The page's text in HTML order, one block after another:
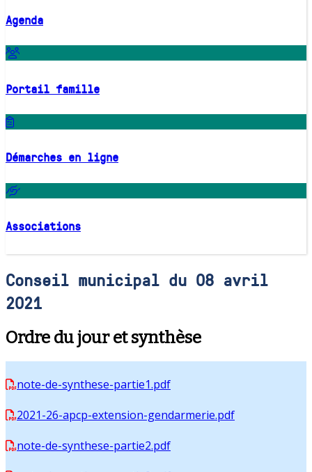
Agenda
Portail famille
Démarches en ligne
Associations
Conseil municipal du 08 avril
2021
Ordre du jour et synthèse
note-de-synthese-partie1.pdf
2021-26-apcp-extension-gendarmerie.pdf
note-de-synthese-partie2.pdf